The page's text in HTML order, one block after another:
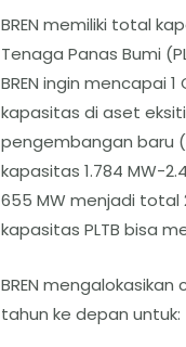
BREN memiliki total
Tenaga Panas Bumi
BREN ingin mencapai
kapasitas di aset
pengembangan baru
kapasitas 1.784 MW-
655 MW menjadi total
kapasitas PLTB bisa
BREN
tahun ke depan untuk: